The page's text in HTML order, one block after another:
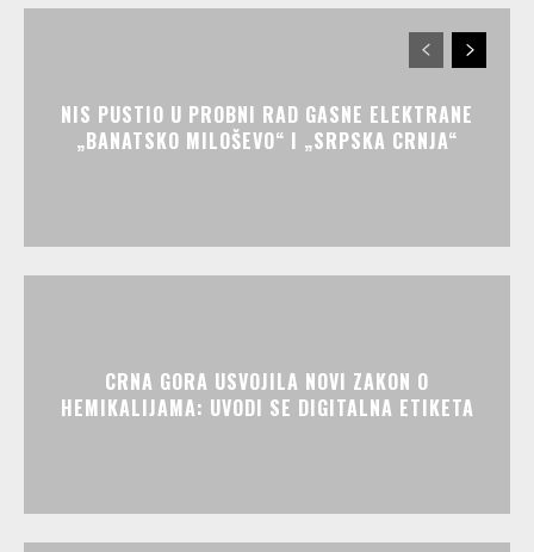
NIS PUSTIO U PROBNI RAD GASNE ELEKTRANE
„BANATSKO MILOŠEVO“ I „SRPSKA CRNJA“
CRNA GORA USVOJILA NOVI ZAKON O
HEMIKALIJAMA: UVODI SE DIGITALNA ETIKETA